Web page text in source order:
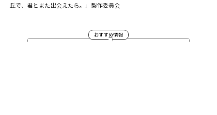
丘で、君とまた出会えたら。」製作委員会
おすすめ情報